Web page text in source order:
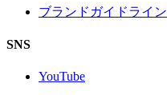
ブランドガイドライン
SNS
YouTube